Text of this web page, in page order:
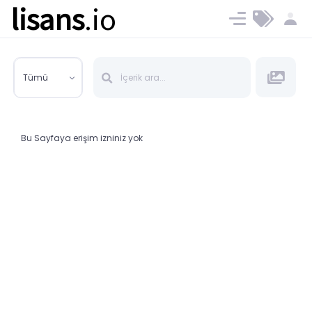
lisans.io Ücret ve Planlar
Tümü
Bu Sayfaya erişim izniniz yok